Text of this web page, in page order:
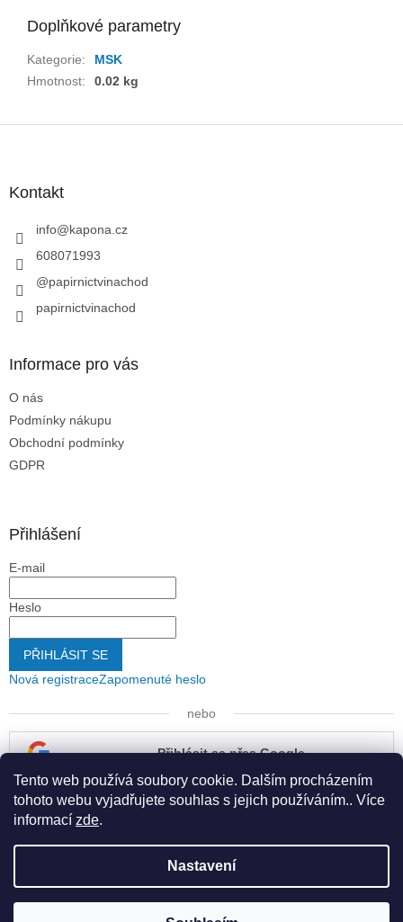
Tento web používá soubory cookie. Dalším procházením
tohoto webu vyjadřujete souhlas s jejich používáním.. Více
informací zde.
Nastavení
Doplňkové parametry
Kategorie:
MSK
Hmotnost: 0.02 kg
Kontakt
info@kapona.cz
608071993
@papirnictvinachod
papirnictvinachod
Informace pro vás
O nás
Podmínky nákupu
Obchodní podmínky
GDPR
Přihlášení
E-mail
Heslo
PŘIHLÁSIT SE
Nová registraceZapomenuté heslo
nebo
Přihlásit se přes Google
Přihlásit se přes Seznam
Vytvořil Shoptet